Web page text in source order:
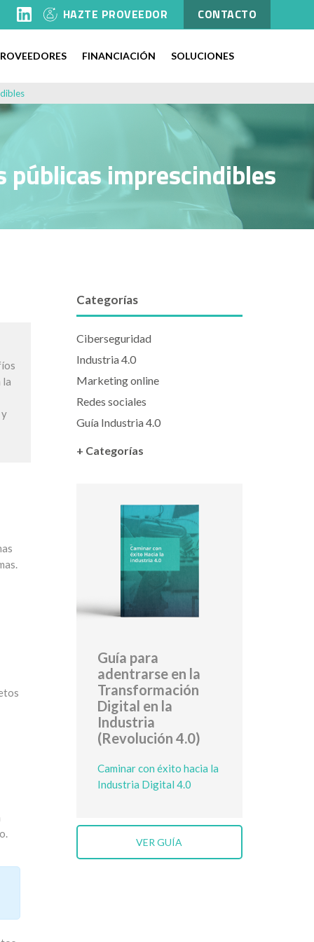
HAZTE PROVEEDOR CONTACTO
FINANCIACIÓN SOLUCIONES
públicas imprescindibles
la
Categorías
Ciberseguridad
Industria 4.0
Marketing online
Redes sociales
Guía Industria 4.0
+ Categorías
Guía para
adentrarse en la
Transformación
Digital en la
Industria
(Revolución 4.0)
Caminar con éxito hacia la
Industria Digital 4.0
VER GUÍA